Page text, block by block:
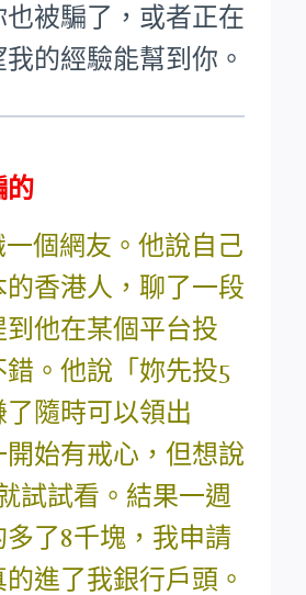
被騙了，或者正在
的經驗能幫到你。
的
一個網友。他說自己
香港人，聊了一段
到他在某個平台投
。他說「妳先投5
隨時可以領出
始有戒心，但想說
試試看。結果一週
了8千塊，我申請
進了我銀行戶頭。